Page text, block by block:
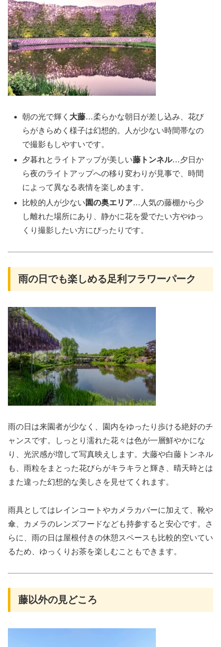
朝の光で輝く 大藤…柔らかな朝日が差し込み、花び
らがきらめく様子は幻想的。人が少ない時間帯なの
で撮影もしやすいです。
夕暮れとライトアップが美しい藤トンネル…夕日か
ら夜のライトアップへの移り変わりが見事で、時間
によって異なる表情を楽しめます。
比較的人が少ない園の奥エリア…人気の藤棚から少
し離れた場所にあり、静かに花を愛でたい方やゆっ
くり撮影したい方にぴったりです。
雨の日でも楽しめる足利フラワーパーク
雨の日は来園者が少なく、園内をゆったり歩ける絶好のチ
ャンスです。しっとり濡れた花々は色が一層鮮やかにな
り、光沢感が増して写真映えします。大藤や白藤トンネル
も、雨粒をまとった花びらがキラキラと輝き、晴天時とは
また違った幻想的な美しさを見せてくれます。
雨具としてはレインコートやカメラカバーに加えて、靴や
傘、カメラのレンズフードなども持参すると安心です。さ
らに、雨の日は屋根付きの休憩スペースも比較的空いてい
るため、ゆっくりお茶を楽しむこともできます。
藤以外の見どころ